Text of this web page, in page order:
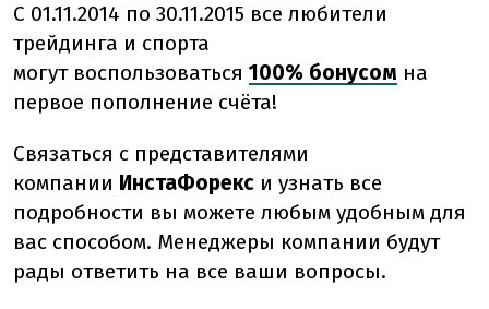
С 01.11.2014 по 30.11.2015 все любители
трейдинга и спорта
могут воспользоваться 100% бонусом на
первое пополнение счёта!
Связаться с представителями
компании ИнстаФорекс и узнать все
подробности вы можете любым удобным для
вас способом. Менеджеры компании будут
рады ответить на все ваши вопросы.